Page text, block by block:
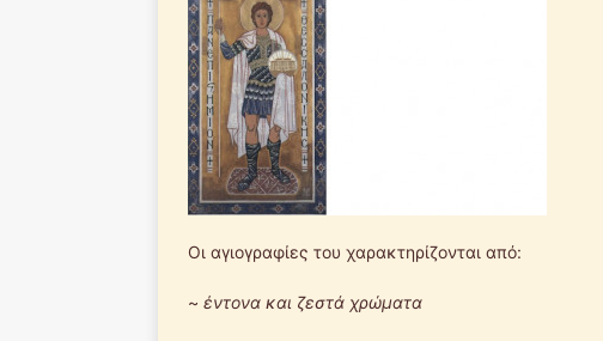
Οι αγιογραφίες του χαρακτηρίζονται από:
~ έντονα και ζεστά χρώματα